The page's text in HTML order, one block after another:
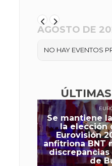
AGOSTO DE
NO HAY EVENTOS
Se mantiene
la elección
Eurovisión
anfitriona BNT
de